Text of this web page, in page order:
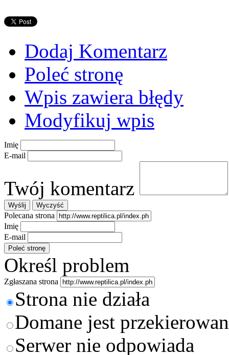
Dodaj Komentarz
Poleć stronę
Wpis zawiera błędy
Modyfikuj wpis
Imię
E-mail
Twój komentarz
Polecana strona
Imię
E-mail
Określ problem
Zgłaszana strona
Strona nie działa
Domane jest
Serwer nie odpowiada